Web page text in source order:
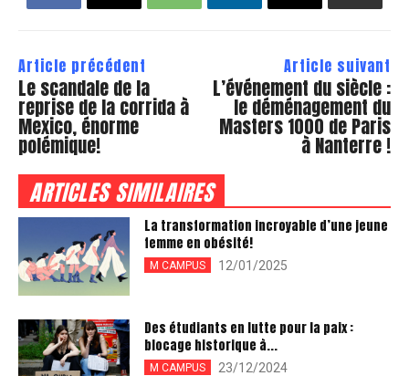
Article précédent
Le scandale de la
reprise de la corrida à
Mexico, énorme
polémique!
Article suivant
L’événement du siècle :
le déménagement du
Masters 1000 de Paris
à Nanterre !
ARTICLES SIMILAIRES
La transformation incroyable d’une jeune
femme en obésité!
M CAMPUS 12/01/2025
Des étudiants en lutte pour la paix :
blocage historique à...
M CAMPUS 23/12/2024